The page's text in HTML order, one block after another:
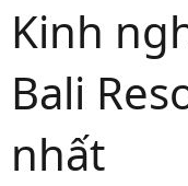
Kinh
Bali
nhất